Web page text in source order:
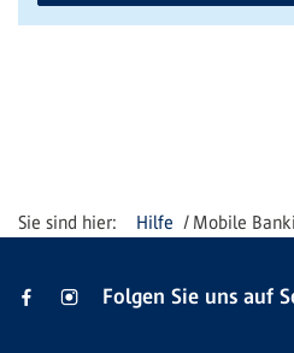
Hilfe Mobile
Folgen Sie uns auf